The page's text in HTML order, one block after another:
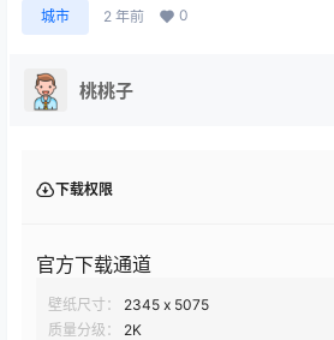
城市 2 年前 0
桃桃子
下载权限
官方下载通道
壁纸尺寸：
2345 x 5075
质量分级：
2K